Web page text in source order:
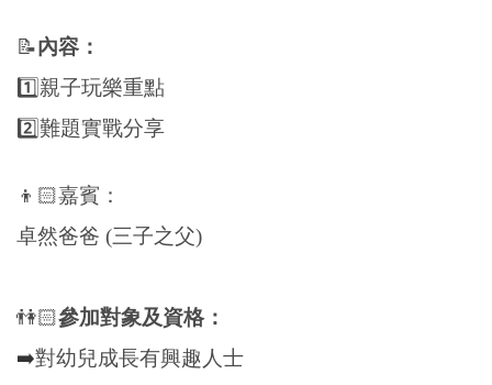
📝內容：
1️親子玩樂重點
2️難題實戰分享
👦🏻嘉賓：
卓然爸爸 (三子之父)
👫🏻參加對象及資格：
➡️對幼兒成長有興趣人士